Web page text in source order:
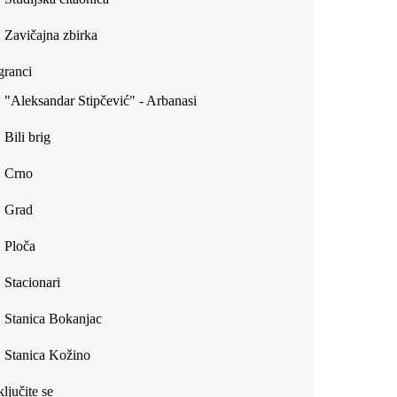
Zavičajna zbirka
"Aleksandar Stipčević" - Arbanasi
Bili brig
Crno
Grad
Ploča
Stacionari
Stanica Bokanjac
Stanica Kožino
se